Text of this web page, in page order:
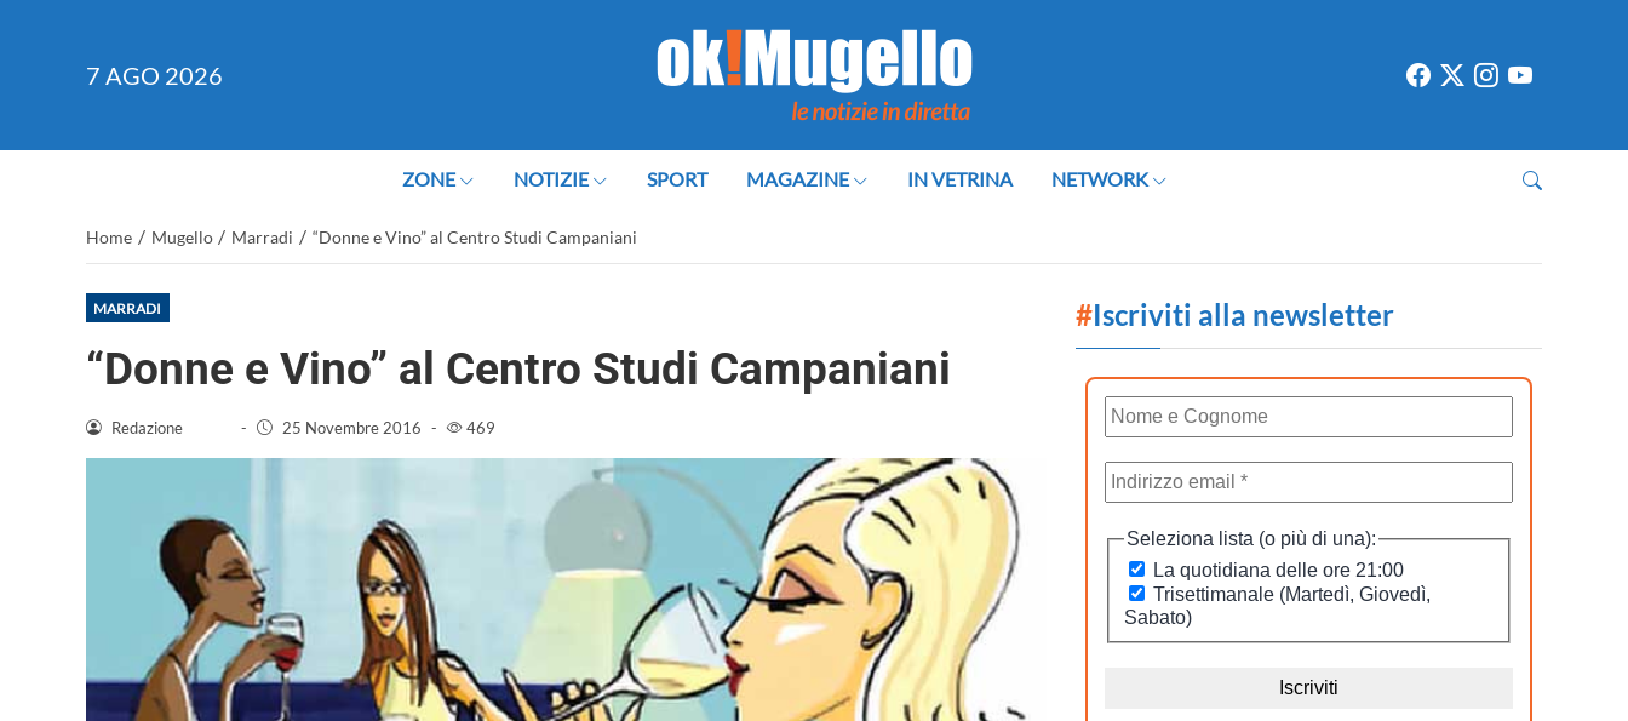
7 AGO 2026
ZONE NOTIZIE SPORT MAGAZINE IN VETRINA NETWORK
Home / Mugello / Marradi / “Donne e Vino” al Centro Studi Campaniani
MARRADI
“Donne e Vino” al Centro Studi Campaniani
Redazione - 25 Novembre 2016 - 469
#Iscriviti alla newsletter